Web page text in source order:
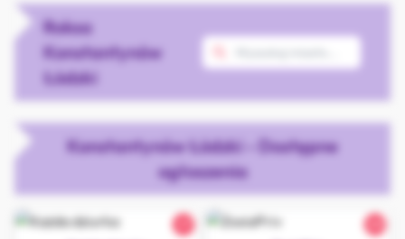
Roksa
Konstantynów
Łódzki
Konstantynów Łódzki - Dostępne
ogłoszenia